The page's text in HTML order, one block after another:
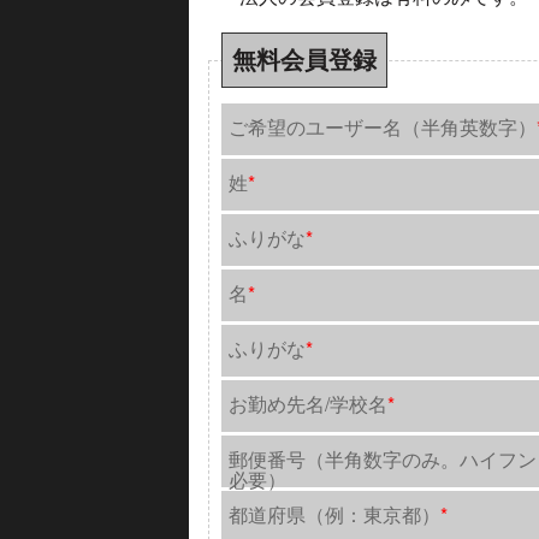
無料会員登録
ご希望のユーザー名（半角英数字）
姓*
ふりがな*
名*
ふりがな*
お勤め先名/学校名*
郵便番号（半角数字のみ。ハイフン
必要）
都道府県（例：東京都） *